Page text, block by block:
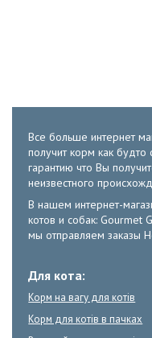
Все больше интернет
получит корм как
гарантию что Вы
неизвестного
В нашем интернет-
котов и собак: Gourmet
мы отправляем заказы
Для кота:
Корм на вагу для котів
Корм для котів в пачках